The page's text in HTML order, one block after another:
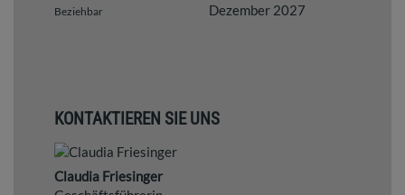
Beziehbar Dezember 2027
KONTAKTIEREN SIE UNS
Claudia Friesinger